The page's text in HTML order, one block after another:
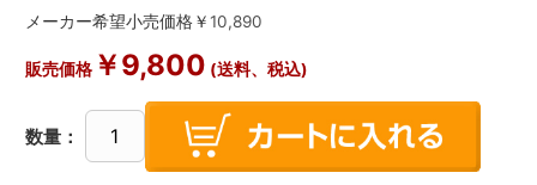
メーカー希望小売価格￥10,890
販売価格￥9,800 (送料、税込)
数量：